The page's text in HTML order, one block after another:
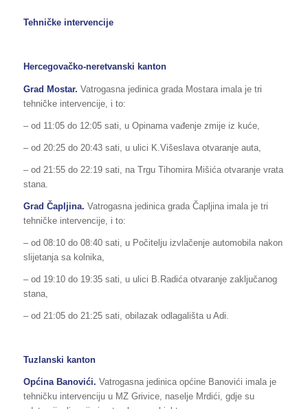
Tehničke intervencije
Hercegovačko-neretvanski kanton
Grad Mostar. Vatrogasna jedinica grada Mostara imala je tri
tehničke intervencije, i to:
– od 11:05 do 12:05 sati, u Opinama vađenje zmije iz kuće,
– od 20:25 do 20:43 sati, u ulici K.Višeslava otvaranje auta,
– od 21:55 do 22:19 sati, na Trgu Tihomira Mišića otvaranje vrata
stana.
Grad Čapljina. Vatrogasna jedinica grada Čapljina imala je tri
tehničke intervencije, i to:
– od 08:10 do 08:40 sati, u Počitelju izvlačenje automobila nakon
slijetanja sa kolnika,
– od 19:10 do 19:35 sati, u ulici B.Radića otvaranje zaključanog
stana,
– od 21:05 do 21:25 sati, obilazak odlagališta u Adi.
Tuzlanski kanton
Općina Banovići. Vatrogasna jedinica općine Banovići imala je
tehničku intervenciju u MZ Grivice, naselje Mrdići, gdje su